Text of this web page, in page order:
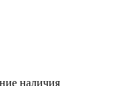
наличия